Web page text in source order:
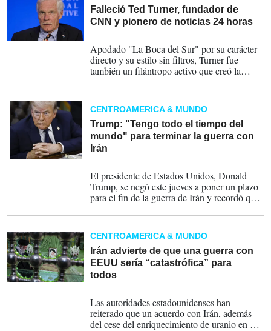
Falleció Ted Turner, fundador de
CNN y pionero de noticias 24 horas
Apodado "La Boca del Sur" por su carácter
directo y su estilo sin filtros, Turner fue
también un filántropo activo que creó la
CENTROAMÉRICA & MUNDO
Trump: "Tengo todo el tiempo del
mundo" para terminar la guerra con
Irán
El presidente de Estados Unidos, Donald
Trump, se negó este jueves a poner un plazo
para el fin de la guerra de Irán y recordó que
conflictos largos como Vietnam o Irak.
CENTROAMÉRICA & MUNDO
Irán advierte de que una guerra con
EEUU sería “catastrófica” para
todos
Las autoridades estadounidenses han
reiterado que un acuerdo con Irán, además
del cese del enriquecimiento de uranio en el